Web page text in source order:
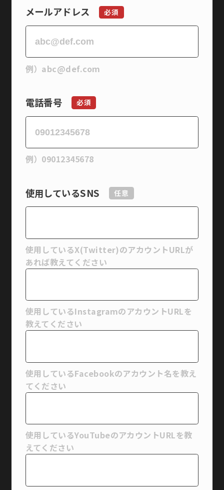
メールアドレス 必須
例） abc@def.com
電話番号 必須
例）09012345678
使用しているSNS 任意
使用しているX(Twitter)のアカウントURLが
あれば教えてください
使用しているInstagramのアカウントURLを
教えてください
使用しているFacebookのアカウント名を教え
てください
使用しているYouTubeのアカウントURLを教
えてください